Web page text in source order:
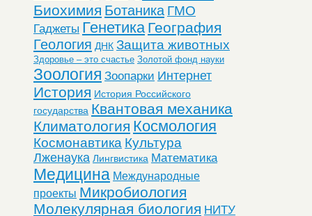
Биохимия Ботаника ГМО
Гаджеты Генетика География
Геология ДНК Защита животных
Здоровье – это счастье Золотой фонд науки
Зоология Зоопарки Интернет
История История Российского
государства Квантовая механика
Климатология Космология
Космонавтика Культура
Лженаука Лингвистика Математика
Медицина Международные
проекты Микробиология
Молекулярная биология НИТУ